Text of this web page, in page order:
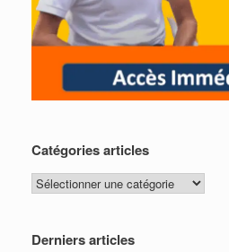
Catégories articles
Catégories
articles
Derniers articles